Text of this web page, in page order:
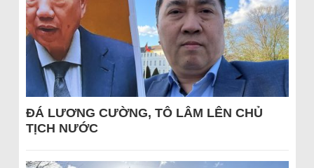
ĐÁ LƯƠNG CƯỜNG, TÔ LÂM LÊN CHỦ
TỊCH NƯỚC